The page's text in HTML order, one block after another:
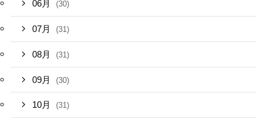
06月 (30)
07月 (31)
08月 (31)
09月 (30)
10月 (31)